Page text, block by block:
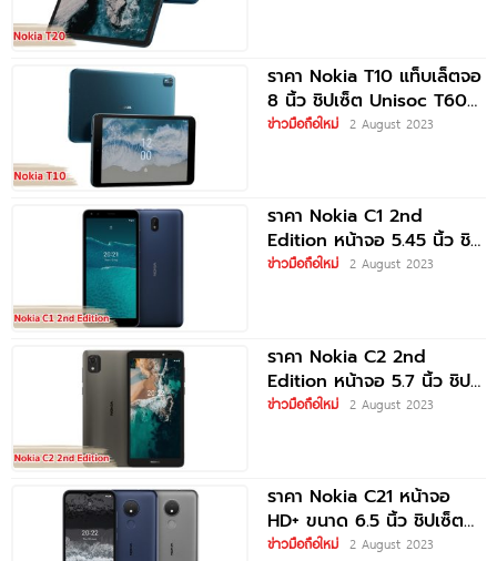
ราคา Nokia T10 แท็บเล็ตจอ
8 นิ้ว ชิปเซ็ต Unisoc T606
แบตอึด
ข่าวมือถือใหม่ 2 August 2023
ราคา Nokia C1 2nd
Edition หน้าจอ 5.45 นิ้ว ชิป
เซ็ต Unisoc
ข่าวมือถือใหม่ 2 August 2023
ราคา Nokia C2 2nd
Edition หน้าจอ 5.7 นิ้ว ชิป
เซ็ต Quad
ข่าวมือถือใหม่ 2 August 2023
ราคา Nokia C21 หน้าจอ
HD+ ขนาด 6.5 นิ้ว ชิปเซ็ต
Unisoc
ข่าวมือถือใหม่ 2 August 2023